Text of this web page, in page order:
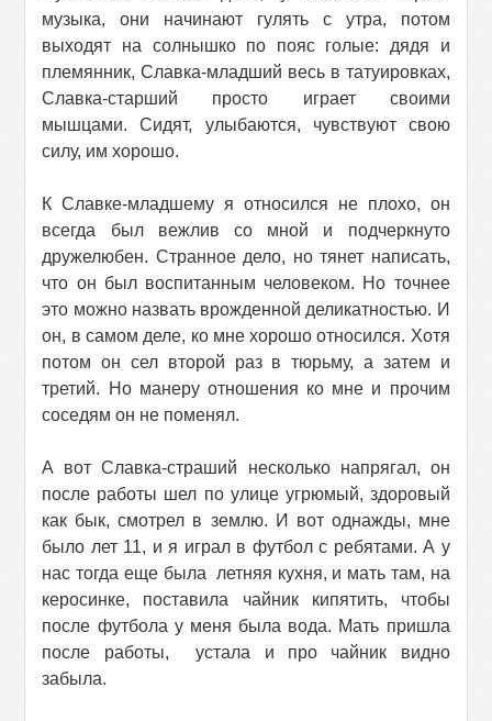
музыка, они начинают гулять с утра, потом
выходят на солнышко по пояс голые: дядя и
племянник, Славка-младший весь в татуировках,
Славка-старший просто играет своими
мышцами. Сидят, улыбаются, чувствуют свою
силу, им хорошо.
К Славке-младшему я относился не плохо, он
всегда был вежлив со мной и подчеркнуто
дружелюбен. Странное дело, но тянет написать,
что он был воспитанным человеком. Но точнее
это можно назвать врожденной деликатностью. И
он, в самом деле, ко мне хорошо относился. Хотя
потом он сел второй раз в тюрьму, а затем и
третий. Но манеру отношения ко мне и прочим
соседям он не поменял.
А вот Славка-страший несколько напрягал, он
после работы шел по улице угрюмый, здоровый
как бык, смотрел в землю. И вот однажды, мне
было лет 11, и я играл в футбол с ребятами. А у
нас тогда еще была
летняя кухня, и мать там, на
керосинке, поставила чайник кипятить, чтобы
после футбола у меня была вода. Мать пришла
после работы,
устала и про чайник видно
забыла.